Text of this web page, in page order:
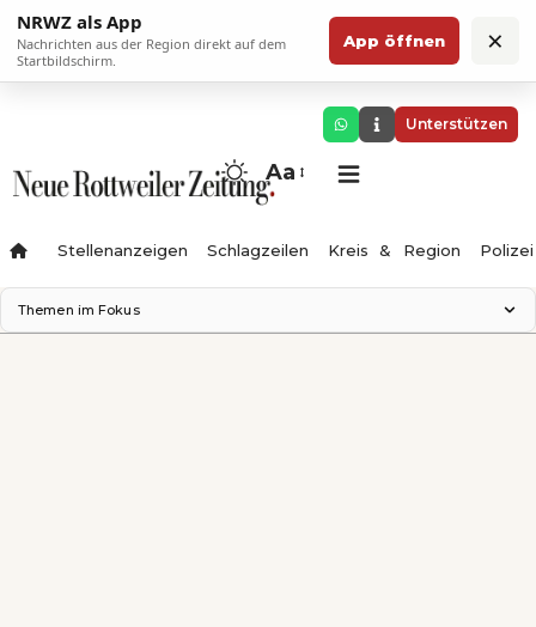
NRWZ als App
Nachrichten aus der Region direkt auf dem
Startbildschirm.
App öffnen ×
Unterstützen
Aa
Stellenanzeigen Schlagzeilen Kreis & Region Polizei
Themen im Fokus